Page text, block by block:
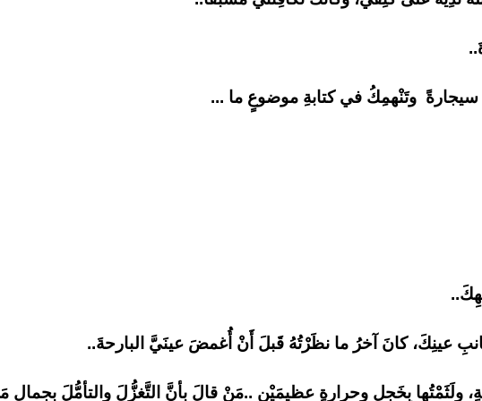
وتَنْهمِكُ في كتابةِ موضوعٍ ما ...
عينِكَ، كانَ آخرُ ما نظَرْتُهُ قَبلَ أَنْ أُغمضَ عينَيَّ البارحةَ..
ولَثَمْتُها بِخَجلٍ وحرارةٍ عظيمَيْنِ ..مَنْ قالَ بأنَّ التَّغزُّلَ والتأمُّلَ بجمالِ